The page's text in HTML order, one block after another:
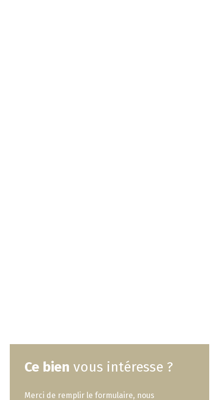
Ce bien vous intéresse ?
Merci de remplir le formulaire, nous